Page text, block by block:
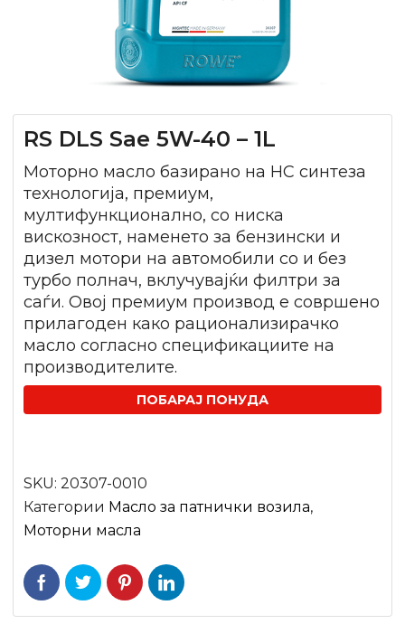
RS DLS Sae 5W-40 – 1L
Моторно масло базирано на HC синтеза
технологија, премиум,
мултифункционално, со ниска
вискозност, наменето за бензински и
дизел мотори на автомобили со и без
турбо полнач, вклучувајќи филтри за
саѓи. Овој премиум производ е совршено
прилагоден како рационализирачко
масло согласно спецификациите на
производителите.
ПОБАРАЈ ПОНУДА
SKU: 20307-0010
Категории Mасло за патнички возила,
Моторни масла